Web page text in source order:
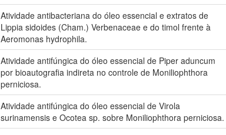
Atividade antibacteriana do óleo essencial e extratos de
Lippia sidoides (Cham.) Verbenaceae e do timol frente à
Aeromonas hydrophila.
Atividade antifúngica do óleo essencial de Piper aduncum
por bioautografia indireta no controle de Moniliophthora
perniciosa.
Atividade antifúngica do óleo essencial de Virola
surinamensis e Ocotea sp. sobre Moniliophthora perniciosa.